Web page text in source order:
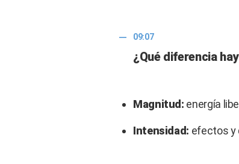
09:07
¿Qué diferencia
Magnitud: energía
Intensidad: efectos y